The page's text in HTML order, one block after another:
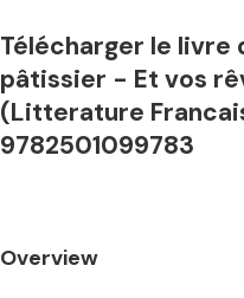
Télécharger le livre
pâtissier - Et vos
(Litterature
9782501099783
Overview